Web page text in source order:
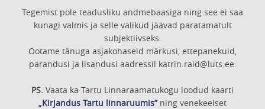
Tegemist pole teadusliku andmebaasiga ning see ei saa
kunagi valmis ja selle valikud jäävad paratamatult
subjektiivseks.
Ootame tänuga asjakohaseid märkusi, ettepanekuid,
parandusi ja lisandusi aadressil katrin.raid@luts.ee.
PS. Vaata ka Tartu Linnaraamatukogu loodud kaarti
„Kirjandus Tartu linnaruumis”ning venekeelset